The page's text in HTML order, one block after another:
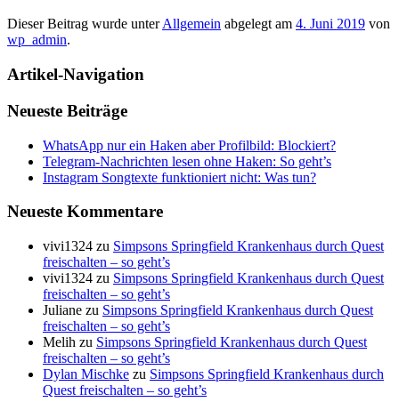
Dieser Beitrag wurde unterAllgemein abgelegt am 4. Juni 2019 von
wp_admin.
Artikel-Navigation
Neueste Beiträge
WhatsApp nur ein Haken aber Profilbild: Blockiert?
Telegram-Nachrichten lesen ohne Haken: So geht’s
Instagram Songtexte funktioniert nicht: Was tun?
Neueste Kommentare
vivi1324 zu Simpsons Springfield Krankenhaus durch Quest
freischalten – so geht’s
vivi1324 zu Simpsons Springfield Krankenhaus durch Quest
freischalten – so geht’s
Juliane zu Simpsons Springfield Krankenhaus durch Quest
freischalten – so geht’s
Melih zu Simpsons Springfield Krankenhaus durch Quest
freischalten – so geht’s
Dylan Mischke zu Simpsons Springfield Krankenhaus durch
Quest freischalten – so geht’s